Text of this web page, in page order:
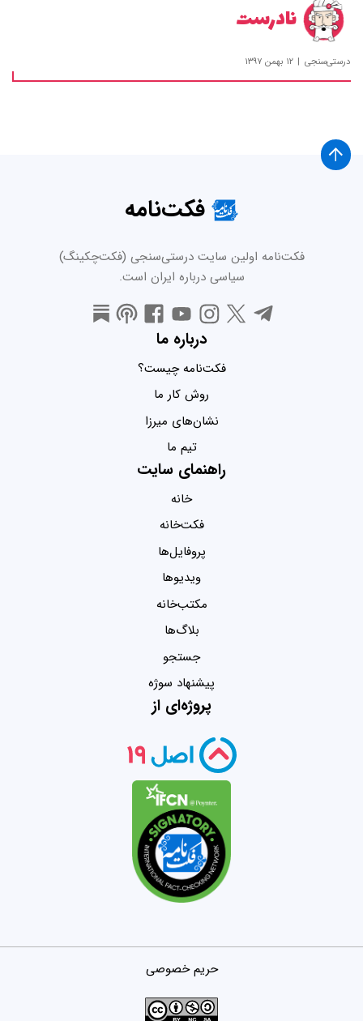
نادرست
درستی‌سنجی ۱۲ بهمن ۱۳۹۷
فکت‌نامه
فکت‌نامه اولین سایت درستی‌سنجی (فکت‌چکینگ)
سیاسی درباره ایران است.
درباره ما
فکت‌نامه چیست؟
روش کار ما
نشان‌های میرزا
تیم ما
راهنمای سایت
خانه
فکت‌خانه
پروفایل‌ها
ویدیو‌ها
مکتب‌خانه
بلاگ‌ها
جستجو
پیشنهاد سوژه
پروژه‌ای از
حریم خصوصی